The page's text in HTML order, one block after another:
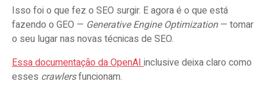
Isso foi o que fez o SEO surgir. E agora é o que está
fazendo o GEO — Generative Engine Optimization— tomar
o seu lugar nas novas técnicas de SEO.
Essa documentação da OpenAIinclusive deixa claro como
esses crawlersfuncionam.